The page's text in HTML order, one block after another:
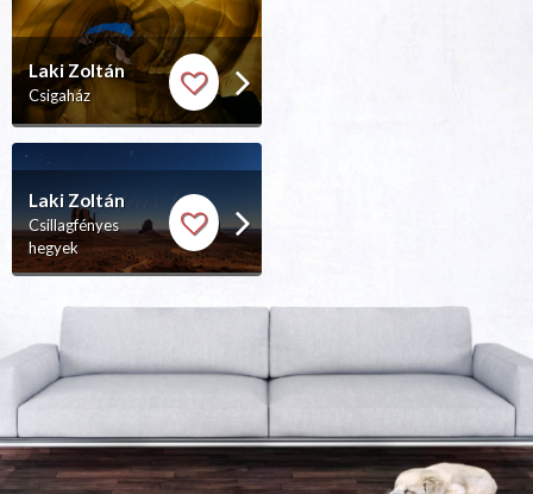
Laki Zoltán
Csigaház
Laki Zoltán
Csillagfényes
hegyek